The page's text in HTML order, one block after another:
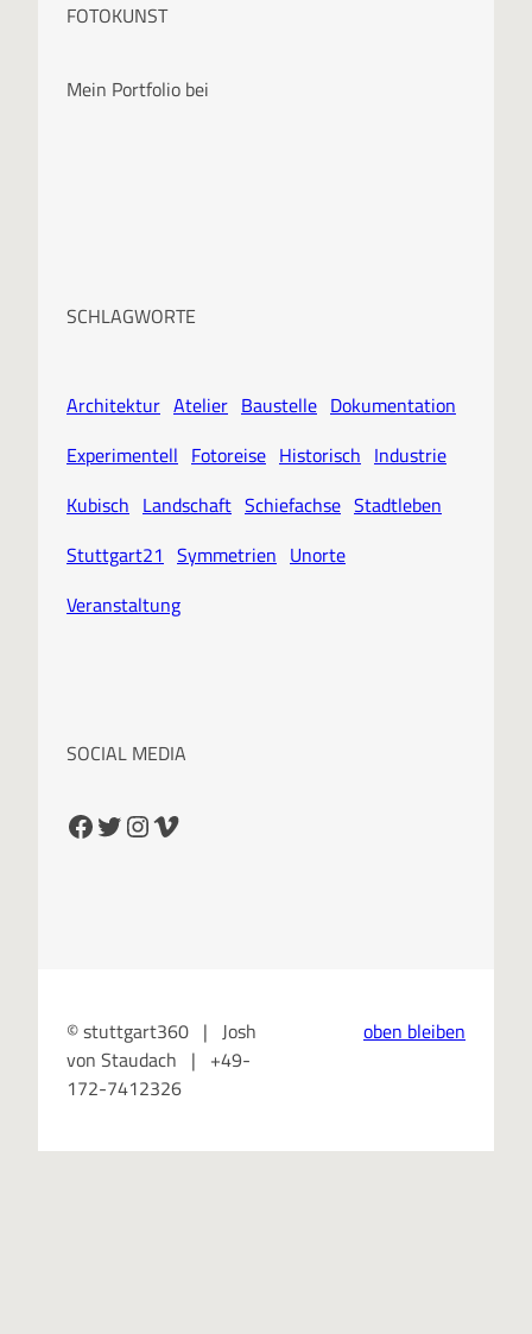
FOTOKUNST
Mein Portfolio bei
SCHLAGWORTE
Architektur Atelier Baustelle Dokumentation
Experimentell Fotoreise Historisch Industrie
Kubisch Landschaft Schiefachse Stadtleben
Stuttgart21 Symmetrien Unorte
Veranstaltung
SOCIAL MEDIA
Facebook Twitter InstagramVimeo
© stuttgart360 | Josh
von Staudach | +49-
172-7412326
oben bleiben